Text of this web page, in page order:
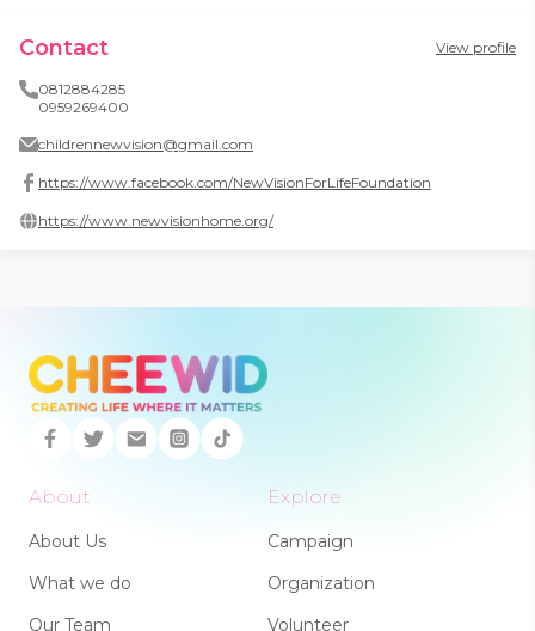
Contact View profile
0812884285
0959269400
childrennewvision@gmail.com
https://www.facebook.com/NewVisionForLifeFoundation
https://www.newvisionhome.org/
About
About Us
What we do
Our Team
Explore
Campaign
Organization
Volunteer